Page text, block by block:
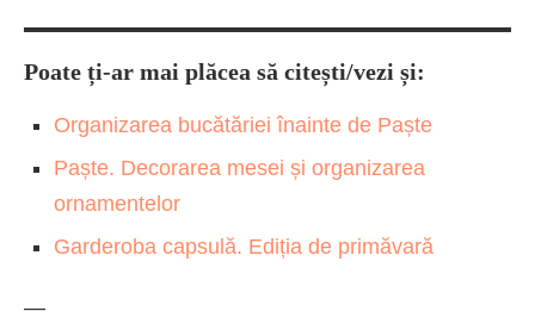
Poate ți-ar mai plăcea să citești/vezi și:
Organizarea bucătăriei înainte de Paște
Paște. Decorarea mesei și organizarea
ornamentelor
Garderoba capsulă. Ediția de primăvară
—